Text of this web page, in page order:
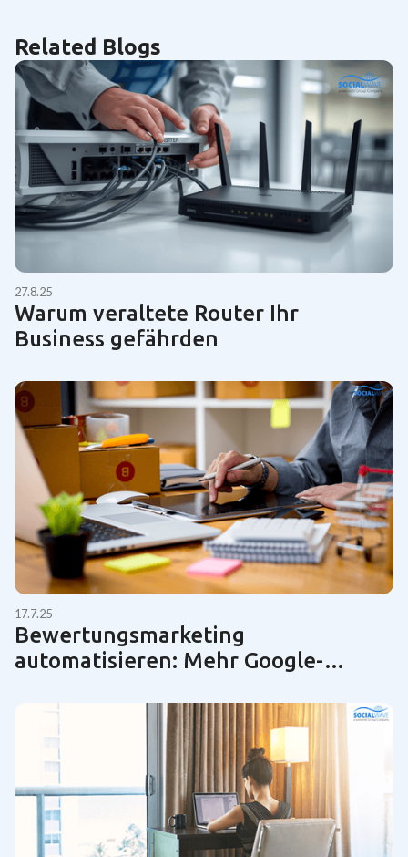
Related Blogs
27.8.25
Warum veraltete Router Ihr
Business gefährden
17.7.25
Bewertungsmarketing
automatisieren: Mehr Google-